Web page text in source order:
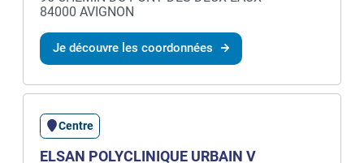
84000 AVIGNON
Je découvre les coordonnées
Centre
ELSAN POLYCLINIQUE URBAIN V